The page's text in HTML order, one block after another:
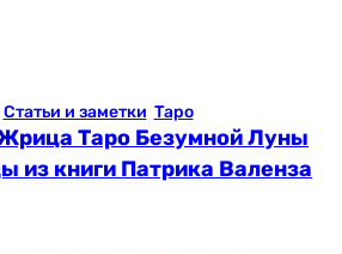
Статьи и заметки Таро
Таро Безумной Луны
из книги Патрика Валенза